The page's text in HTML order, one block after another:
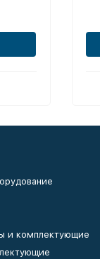
и комплектующие